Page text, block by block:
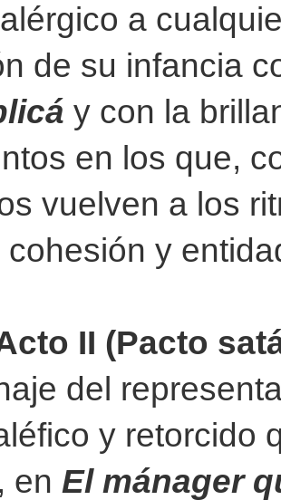
a
de su infancia
y con la
en los que,
vuelven a los
cohesión y
II (Pacto
del
y retorcido
en El mánager